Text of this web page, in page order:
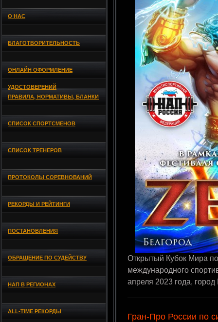
О НАС
БЛАГОТВОРИТЕЛЬНОСТЬ
ОНЛАЙН ОФОРМЛЕНИЕ
УДОСТОВЕРЕНИЙ
ПРАВИЛА, НОРМАТИВЫ, БЛАНКИ
СПИСОК СПОРТСМЕНОВ
СПИСОК ТРЕНЕРОВ
ПРОТОКОЛЫ СОРЕВНОВАНИЙ
РЕКОРДЫ И РЕЙТИНГИ
ПОСТАНОВЛЕНИЯ
ОБРАЩЕНИЕ ПО СУДЕЙСТВУ
НАП В РЕГИОНАХ
ALL-TIME РЕКОРДЫ
Открытый Кубок Мира
международного
апреля 2023 года, город
Гран-Про России по